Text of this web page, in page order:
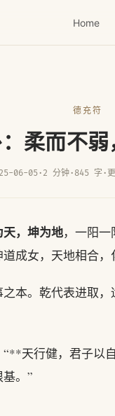
Home
德充符
柔而不
06-05· 2 分钟· 845 字 ·
天，坤为地，一阳
成女，天地相合，
本。乾代表进取
天行健，君子以
。”